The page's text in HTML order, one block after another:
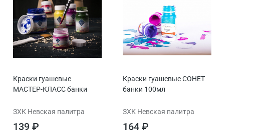
Краски гуашевые
МАСТЕР-КЛАСС банки
ЗХК Невская палитра
139 ₽
Краски гуашевые СОНЕТ
банки 100мл
ЗХК Невская палитра
164 ₽